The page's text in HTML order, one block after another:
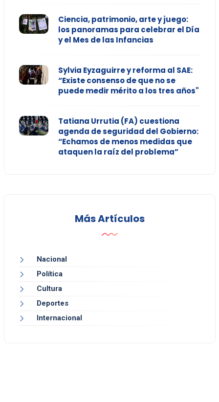
Ciencia, patrimonio, arte y juego:
los panoramas para celebrar el Día
y el Mes de las Infancias
Sylvia Eyzaguirre y reforma al SAE:
“Existe consenso de que no se
puede medir mérito a los tres años"
Tatiana Urrutia (FA) cuestiona
agenda de seguridad del Gobierno:
“Echamos de menos medidas que
ataquen la raíz del problema”
Más Artículos
Nacional
Política
Cultura
Deportes
Internacional